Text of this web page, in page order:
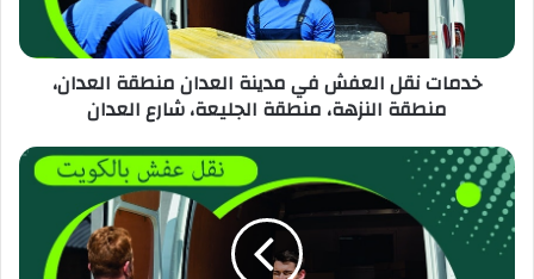
خدمات نقل العفش في مدينة العدان منطقة العدان،
منطقة النزهة، منطقة الجليعة، شارع العدان